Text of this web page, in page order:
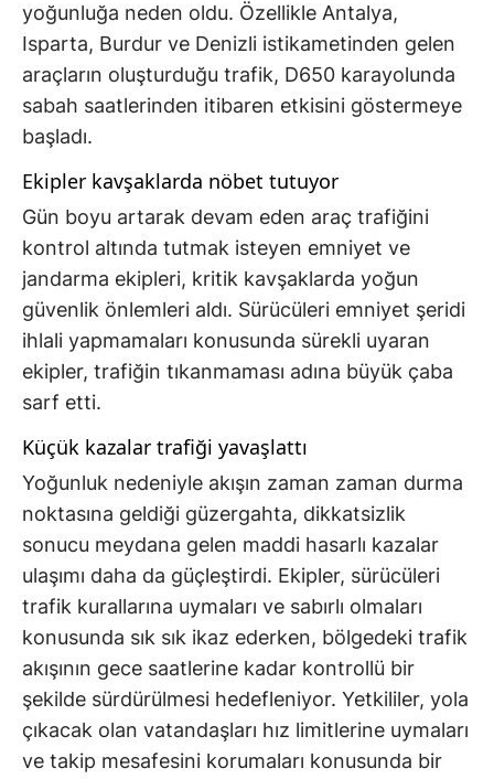
yoğunluğa neden oldu. Özellikle Antalya,
Isparta, Burdur ve Denizli istikametinden gelen
araçların oluşturduğu trafik, D650 karayolunda
sabah saatlerinden itibaren etkisini göstermeye
başladı.
Ekipler kavşaklarda nöbet tutuyor
Gün boyu artarak devam eden araç trafiğini
kontrol altında tutmak isteyen emniyet ve
jandarma ekipleri, kritik kavşaklarda yoğun
güvenlik önlemleri aldı. Sürücüleri emniyet şeridi
ihlali yapmamaları konusunda sürekli uyaran
ekipler, trafiğin tıkanmaması adına büyük çaba
sarf etti.
Küçük kazalar trafiği yavaşlattı
Yoğunluk nedeniyle akışın zaman zaman durma
noktasına geldiği güzergahta, dikkatsizlik
sonucu meydana gelen maddi hasarlı kazalar
ulaşımı daha da güçleştirdi. Ekipler, sürücüleri
trafik kurallarına uymaları ve sabırlı olmaları
konusunda sık sık ikaz ederken, bölgedeki trafik
akışının gece saatlerine kadar kontrollü bir
şekilde sürdürülmesi hedefleniyor. Yetkililer, yola
çıkacak olan vatandaşları hız limitlerine uymaları
ve takip mesafesini korumaları konusunda bir